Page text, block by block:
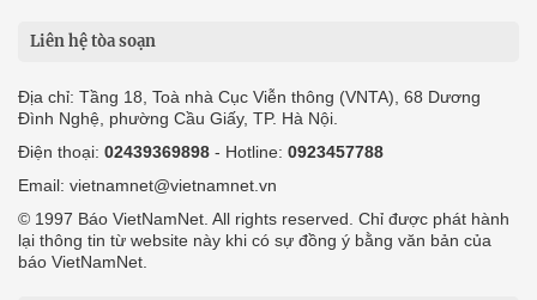
Liên hệ tòa soạn
Địa chỉ: Tầng 18, Toà nhà Cục Viễn thông (VNTA), 68 Dương
Đình Nghệ, phường Cầu Giấy, TP. Hà Nội.
Điện thoại: 02439369898 - Hotline: 0923457788
Email: vietnamnet@vietnamnet.vn
© 1997 Báo VietNamNet. All rights reserved. Chỉ được phát hành
lại thông tin từ website này khi có sự đồng ý bằng văn bản của
báo VietNamNet.